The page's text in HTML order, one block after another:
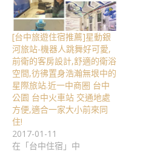
[台中旅遊住宿推薦]星動銀
河旅站-機器人跳舞好可愛,
前衛的客房設計,舒適的衛浴
空間,彷彿置身浩瀚無垠中的
星際旅站.近一中商圈 台中
公園 台中火車站 交通地處
方便,適合一家大小前來同
住!
2017-01-11
在「台中住宿」中